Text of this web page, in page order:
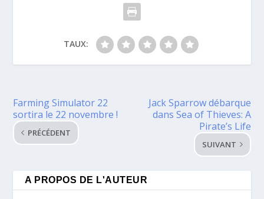
TAUX:
Farming Simulator 22
sortira le 22 novembre !
PRÉCÉDENT
Jack Sparrow débarque
dans Sea of Thieves: A
Pirate’s Life
SUIVANT
A PROPOS DE L'AUTEUR